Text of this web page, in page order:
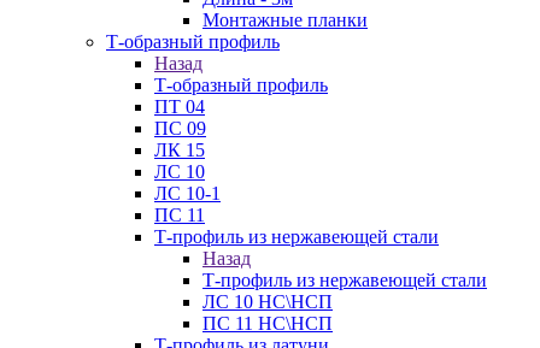
Монтажные планки
Т-образный профиль
Назад
Т-образный профиль
ПТ 04
ПС 09
ЛК 15
ЛС 10
ЛС 10-1
ПС 11
Т-профиль из нержавеющей стали
Назад
Т-профиль из нержавеющей стали
ЛС 10 НС\НСП
ПС 11 НС\НСП